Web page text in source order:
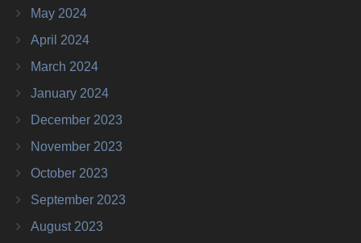
May 2024
April 2024
March 2024
January 2024
December 2023
November 2023
October 2023
September 2023
August 2023